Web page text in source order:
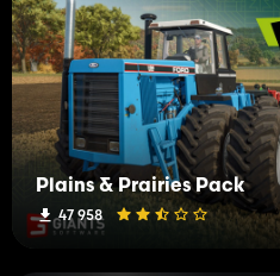
Plains & Prairies Pack
47 958